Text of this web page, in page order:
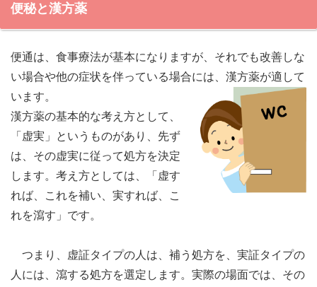
便秘と漢方薬
便通は、食事療法が基本になりますが、それでも改善しな
い場合や他の症状を伴っている場合には、漢方薬が適して
います。
漢方薬の基本的な考え方として、
「虚実」というものがあり、先ず
は、その虚実に従って処方を決定
します。考え方としては、「虚す
れば、これを補い、実すれば、こ
れを瀉す」です。
つまり、虚証タイプの人は、補う処方を、実証タイプの
人には、瀉する処方を選定します。実際の場面では、その